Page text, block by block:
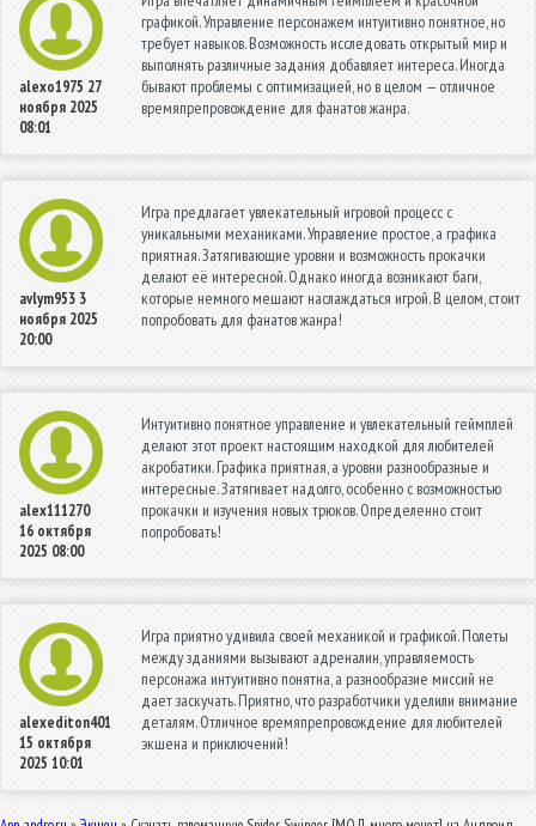
alexo1975 27
ноября 2025
08:01
графикой. Управление персонажем интуитивно понятное, но
требует навыков. Возможность исследовать открытый мир и
выполнять различные задания добавляет интереса. Иногда
бывают проблемы с оптимизацией, но в целом — отличное
времяпрепровождение для фанатов жанра.
avlym953 3
ноября 2025
20:00
Игра предлагает увлекательный игровой процесс с
уникальными механиками. Управление простое, а графика
приятная. Затягивающие уровни и возможность прокачки
делают её интересной. Однако иногда возникают баги,
которые немного мешают наслаждаться игрой. В целом, стоит
попробовать для фанатов жанра!
alex111270
16 октября
2025 08:00
Интуитивно понятное управление и увлекательный геймплей
делают этот проект настоящим находкой для любителей
акробатики. Графика приятная, а уровни разнообразные и
интересные. Затягивает надолго, особенно с возможностью
прокачки и изучения новых трюков. Определенно стоит
попробовать!
alexediton401
15 октября
2025 10:01
Игра приятно удивила своей механикой и графикой. Полеты
между зданиями вызывают адреналин, управляемость
персонажа интуитивно понятна, а разнообразие миссий не
дает заскучать. Приятно, что разработчики уделили внимание
деталям. Отличное времяпрепровождение для любителей
экшена и приключений!